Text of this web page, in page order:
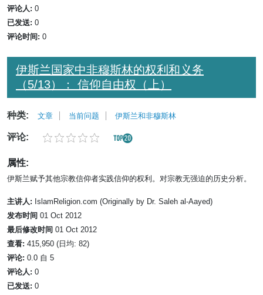
评论人: 0
已发送: 0
评论时间: 0
伊斯兰国家中非穆斯林的权利和义务
（5/13）： 信仰自由权（上）
种类: 文章 当前问题 伊斯兰和非穆斯林
评论:
属性:
伊斯兰赋予其他宗教信仰者实践信仰的权利。对宗教无强迫的历史分析。
主讲人: IslamReligion.com (Originally by Dr. Saleh al-Aayed)
发布时间 01 Oct 2012
最后修改时间 01 Oct 2012
查看: 415,950 (日均: 82)
评论: 0.0 自 5
评论人: 0
已发送: 0